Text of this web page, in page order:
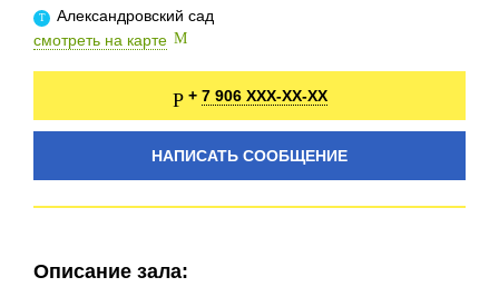
Александровский сад
смотреть на карте
+ 7 906 XXX-XX-XX
НАПИСАТЬ СООБЩЕНИЕ
Описание зала: